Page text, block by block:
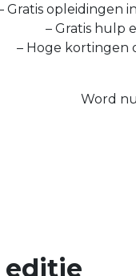
Gratis opleidingen
– Gratis hulp
– Hoge kortingen
Word
editie